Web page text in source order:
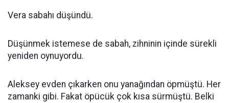
Vera sabahı düşündü.
Düşünmek istemese de sabah, zihninin içinde sürekli
yeniden oynuyordu.
Aleksey evden çıkarken onu yanağından öpmüştü. Her
zamanki gibi. Fakat öpücük çok kısa sürmüştü. Belki